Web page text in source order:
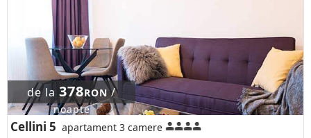
de la 378RON/
noapte
Cellini 5 apartament 3 camere